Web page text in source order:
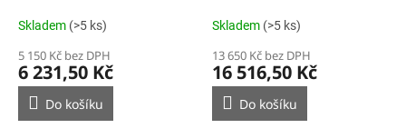
Skladem (>5 ks)
5 150 Kč bez DPH
6 231,50 Kč
Do košíku
Skladem (>5 ks)
13 650 Kč bez DPH
16 516,50 Kč
Do košíku